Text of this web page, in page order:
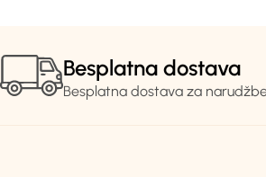
Besplatna dostava
Besplatna dostava za